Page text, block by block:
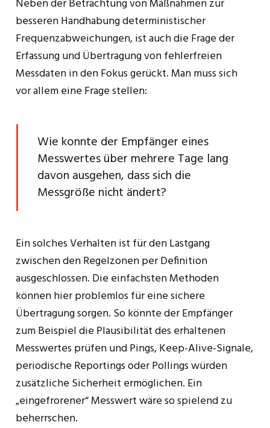
Neben der Betrachtung von Maßnahmen zur
besseren Handhabung deterministischer
Frequenzabweichungen, ist auch die Frage der
Erfassung und Übertragung von fehlerfreien
Messdaten in den Fokus gerückt. Man muss sich
vor allem eine Frage stellen:
Wie konnte der Empfänger eines
Messwertes über mehrere Tage lang
davon ausgehen, dass sich die
Messgröße nicht ändert?
Ein solches Verhalten ist für den Lastgang
zwischen den Regelzonen per Definition
ausgeschlossen. Die einfachsten Methoden
können hier problemlos für eine sichere
Übertragung sorgen. So könnte der Empfänger
zum Beispiel die Plausibilität des erhaltenen
Messwertes prüfen und Pings, Keep-Alive-Signale,
periodische Reportings oder Pollings würden
zusätzliche Sicherheit ermöglichen. Ein
„eingefrorener“ Messwert wäre so spielend zu
beherrschen.